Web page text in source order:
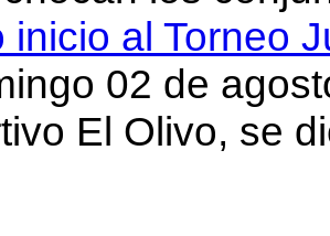
inicio al Torneo
02 de
El Olivo, se